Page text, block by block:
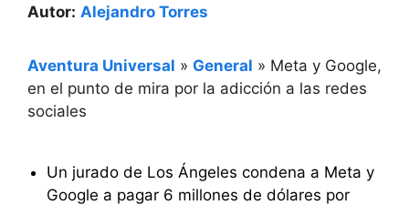
Autor: Alejandro Torres
Aventura Universal » General » Meta y Google,
en el punto de mira por la adicción a las redes
sociales
Un jurado de Los Ángeles condena a Meta y
Google a pagar 6 millones de dólares por